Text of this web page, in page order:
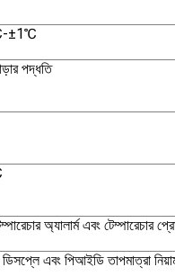
±1℃
পদ্ধতি
অ্যালার্ম এবং টেম্পারেচার
এবং পিআইডি তাপমাত্রা